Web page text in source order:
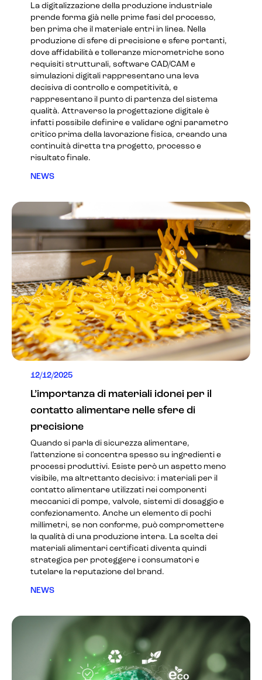
La digitalizzazione della produzione industriale
prende forma già nelle prime fasi del processo,
ben prima che il materiale entri in linea. Nella
produzione di sfere di precisione e sfere portanti,
dove affidabilità e tolleranze micrometriche sono
requisiti strutturali, software CAD/CAM e
simulazioni digitali rappresentano una leva
decisiva di controllo e competitività, e
rappresentano il punto di partenza del sistema
qualità. Attraverso la progettazione digitale è
infatti possibile definire e validare ogni parametro
critico prima della lavorazione fisica, creando una
continuità diretta tra progetto, processo e
risultato finale.
NEWS
12/12/2025
L’importanza di materiali idonei per il
contatto alimentare nelle sfere di
precisione
Quando si parla di sicurezza alimentare,
l’attenzione si concentra spesso su ingredienti e
processi produttivi. Esiste però un aspetto meno
visibile, ma altrettanto decisivo: i materiali per il
contatto alimentare utilizzati nei componenti
meccanici di pompe, valvole, sistemi di dosaggio e
confezionamento. Anche un elemento di pochi
millimetri, se non conforme, può compromettere
la qualità di una produzione intera. La scelta dei
materiali alimentari certificati diventa quindi
strategica per proteggere i consumatori e
tutelare la reputazione del brand.
NEWS